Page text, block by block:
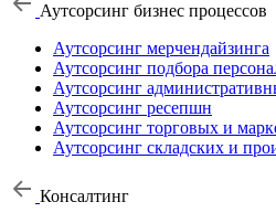
Аутсорсинг бизнес процессов
Аутсорсинг мерчендайзинга
Аутсорсинг подбора
Аутсорсинг
Аутсорсинг ресепшн
Аутсорсинг торговых и
Аутсорсинг складских и
Консалтинг